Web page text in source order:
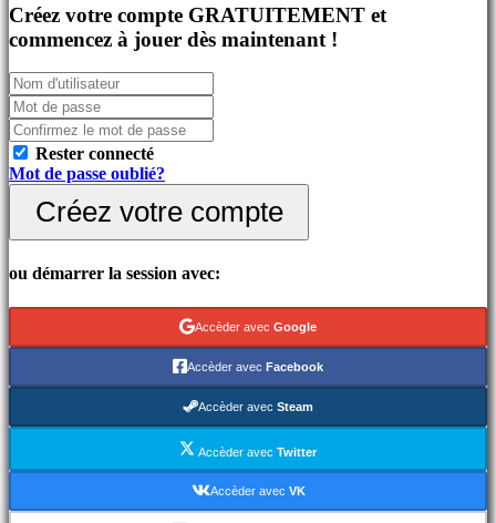
casse
Jeux
de
combat
Demos
Communauté
Gameplay
Événements
In-
Game
Actualités
Guides
IDC
IDC
Assistance
Créez votre compte GRATUITEMENT et
commencez à jouer dès maintenant !
Rester connecté
Mot de passe oublié?
Créez votre compte
ou démarrer la session avec:
Accèder avec Google
Accèder avec Facebook
Accèder avec Steam
Accèder avecTwitter
Accèder avec VK